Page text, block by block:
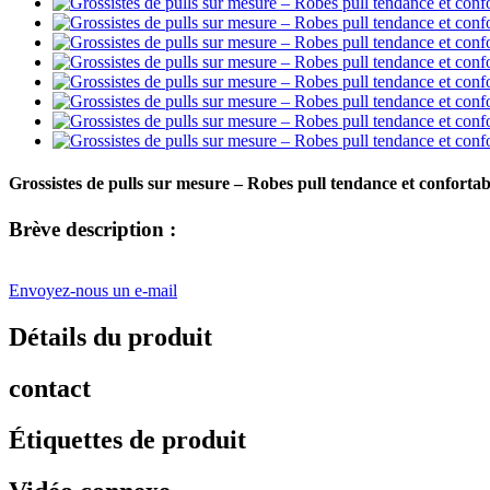
Grossistes de pulls sur mesure – Robes pull tendance et
Brève description :
Envoyez-nous un e-mail
Détails du produit
contact
Étiquettes de produit